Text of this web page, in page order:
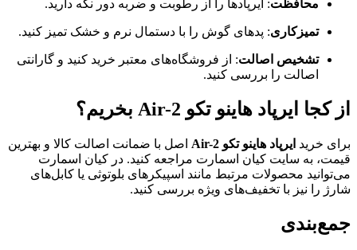
محافظت: ایرپادها را از رطوبت و ضربه دور نگه دارید.
تمیزکاری: پدهای گوش را با دستمال نرم و خشک تمیز کنید.
تشخیص اصالت: از فروشگاه‌های معتبر خرید کنید و گارانتی
اصالت را بررسی کنید.
از کجا ایرپاد هاینو تکو Air-2 بخریم؟
برای خرید ایرپاد هاینو تکو Air-2
اصل با ضمانت اصالت کالا و بهترین
قیمت، به سایت کیان اسمارت مراجعه کنید. در کیان اسمارت
می‌توانید محصولات مرتبط مانند اسپیکرهای بلوتوثی یا کابل‌های
شارژ را نیز با تخفیف‌های ویژه بررسی کنید.
جمع‌بندی